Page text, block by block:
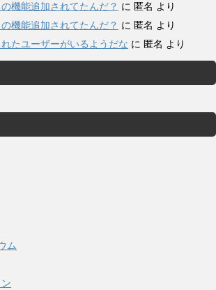
機能追加されてたんだ？ に 匿名 より
機能追加されてたんだ？ に 匿名 より
れたユーザーがいるようだな に 匿名 より
ム